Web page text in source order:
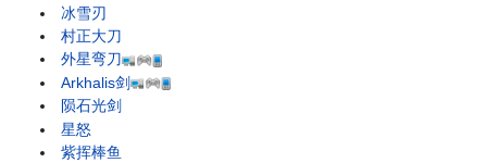
冰雪刃
村正大刀
外星弯刀
Arkhalis剑
陨石光剑
星怒
紫挥棒鱼